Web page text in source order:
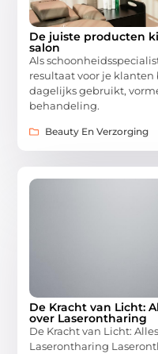
De juiste producten
salon
Als
resultaat voor je
dagelijks gebruikt,
behandeling.
Beauty En Verzorging
De Kracht van Licht:
over Laserontharing
De Kracht van Licht:
Laserontharing